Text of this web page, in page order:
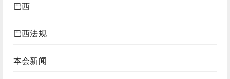
巴西
巴西法规
本会新闻